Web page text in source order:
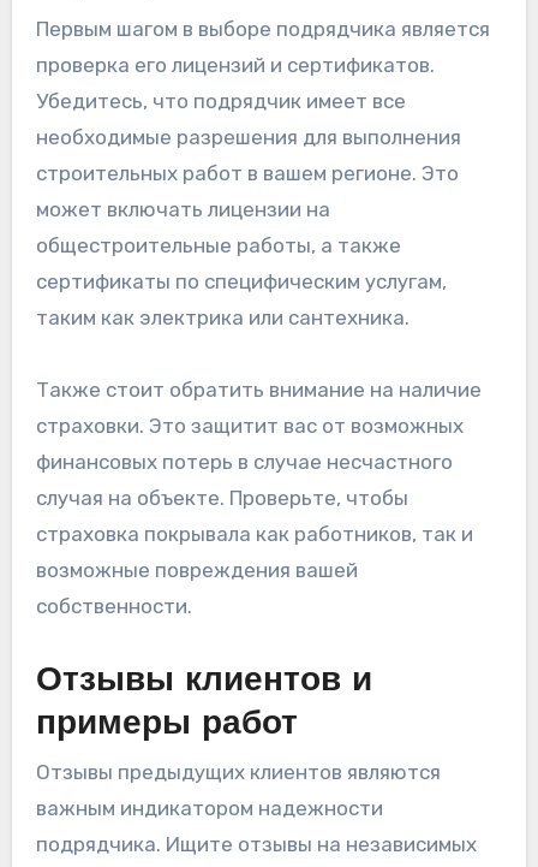
Первым шагом в выборе подрядчика является
проверка его лицензий и сертификатов.
Убедитесь, что подрядчик имеет все
необходимые разрешения для выполнения
строительных работ в вашем регионе. Это
может включать лицензии на
общестроительные работы, а также
сертификаты по специфическим услугам,
таким как электрика или сантехника.
Также стоит обратить внимание на наличие
страховки. Это защитит вас от возможных
финансовых потерь в случае несчастного
случая на объекте. Проверьте, чтобы
страховка покрывала как работников, так и
возможные повреждения вашей
собственности.
Отзывы клиентов и
примеры работ
Отзывы предыдущих клиентов являются
важным индикатором надежности
подрядчика. Ищите отзывы на независимых